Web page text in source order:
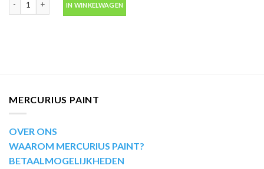
IN WINKELWAGEN
MERCURIUS PAINT
OVER ONS
WAAROM MERCURIUS PAINT?
BETAALMOGELIJKHEDEN